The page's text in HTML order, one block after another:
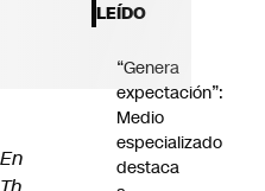
En
LEÍDO
“Genera
expectación”:
Medio
especializado
destaca